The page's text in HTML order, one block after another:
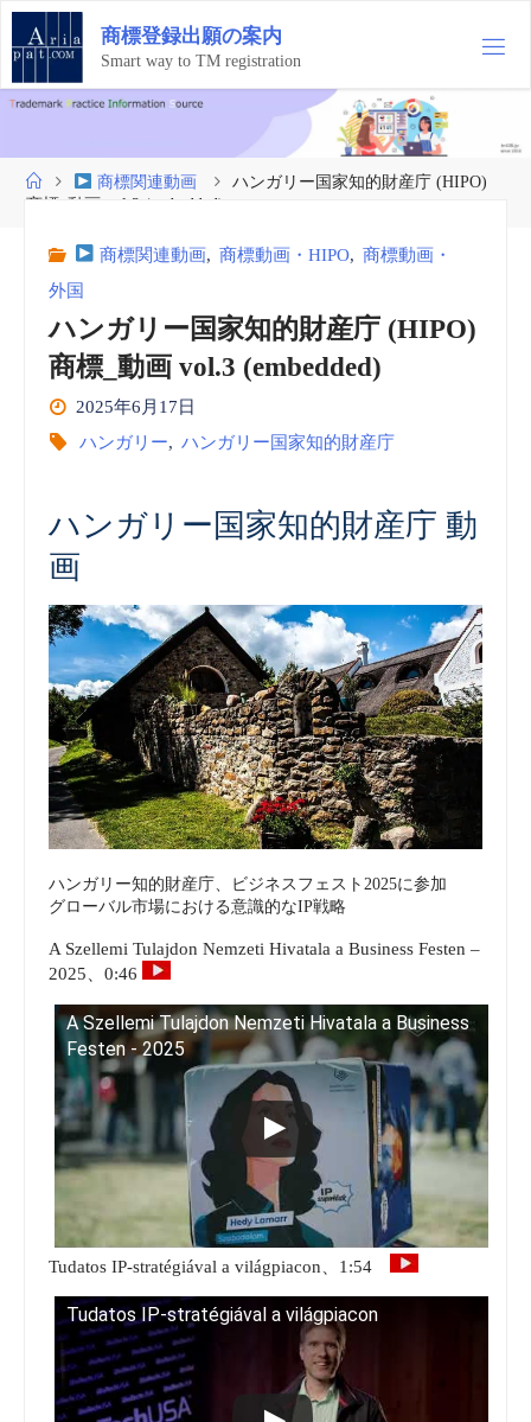
コ
テ
ン
ツ
ス
商標登録出願の案内
Smart way to TM registration
ホ
ー
商標関連動画
ハンガリー国家知的財産庁 (HIPO)
商標_動画 vol.3 (embedded)
商標関連動画, 商標動画・HIPO, 商標動画・
外国
ハンガリー国家知的財産庁 (HIPO)
商標_動画 vol.3 (embedded)
2025年6月17日
ハンガリー, ハンガリー国家知的財産庁
ハンガリー国家知的財産庁 動
画
ハンガリー知的財産庁、ビジネスフェスト2025に参加
グローバル市場における意識的なIP戦略
A Szellemi Tulajdon Nemzeti Hivatala a Business Festen –
2025、0:46
A Szellemi Tulajdon Nemzeti Hivatala a Business
Festen - 2025
Tudatos IP-stratégiával a világpiacon、1:54
Tudatos IP-stratégiával a világpiacon